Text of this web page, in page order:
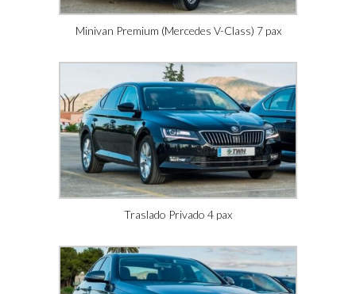
Minivan Premium (Mercedes V-Class) 7 pax
Traslado Privado 4 pax